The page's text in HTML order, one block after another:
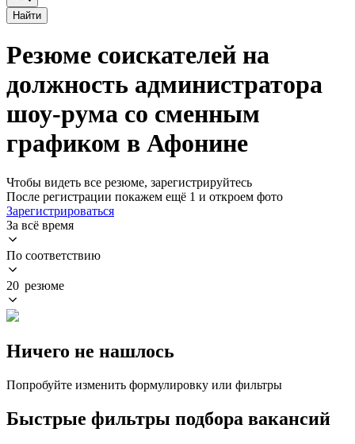
Найти
Резюме соискателей на
должность администратора
шоу-рума со сменным
графиком в Афонине
Чтобы видеть все резюме, зарегистрируйтесь
После регистрации покажем ещё 1 и откроем фото
Зарегистрироваться
За всё время
По соответствию
20 резюме
Ничего не нашлось
Попробуйте изменить формулировку или фильтры
Быстрые фильтры подбора вакансий